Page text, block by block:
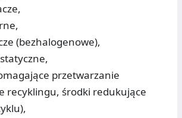
(bezhalogenowe),
przetwarzanie
recyklingu, środki redukujące